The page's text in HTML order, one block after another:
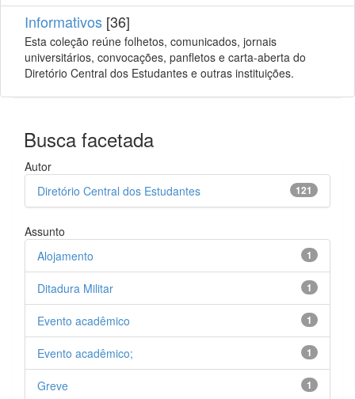
Informativos [36]
Esta coleção reúne folhetos, comunicados, jornais
universitários, convocações, panfletos e carta-aberta do
Diretório Central dos Estudantes e outras instituições.
Busca facetada
Autor
121
Diretório Central dos Estudantes
Assunto
1
Alojamento
1
Ditadura Militar
1
Evento acadêmico
1
Evento acadêmico;
1
Greve